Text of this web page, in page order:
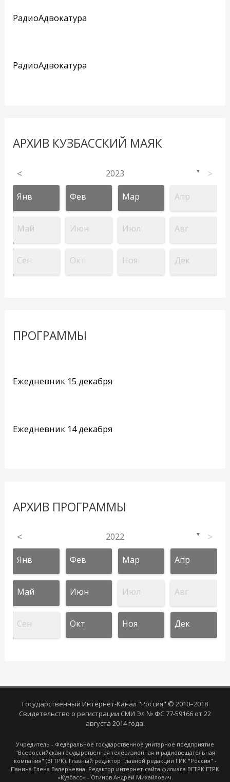
РадиоАдвокатура
РадиоАдвокатура
АРХИВ КУЗБАССКИЙ МАЯК
< 2023 ▼ >
Янв Фев Мар Апр
Май Июн Июл Авг
Сен Окт Ноя Дек
ПРОГРАММЫ
Ежедневник 15 декабря
Ежедневник 14 декабря
АРХИВ ПРОГРАММЫ
< 2022 ▼ >
Янв Фев Мар Апр
Май Июн Июл Авг
Сен Окт Ноя Дек
Государственный Интернет-Канал "Россия" © 2010–2018
Свидетельство о регистрации СМИ Эл № ФС 77-59166 от 22
августа 2014 года.
Учредитель - Федеральное государственное унитарное предприятие
"Всероссийская государственная телевизионная и радиовещательная
компания" (ВГТРК). Главный редактор Главной редакции ГИК "Россия" -
Панина Елена Валерьевна. Редактор интернет-сайта филиала ВГТРК ГТРК
«Кузбасс» – Отинов Андрей Михайлович.